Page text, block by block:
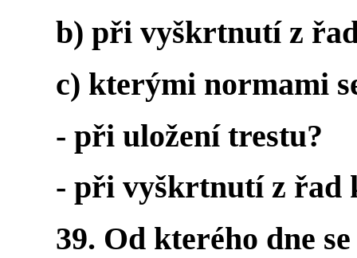
b) při vyškrtnutí z
c) kterými normami
- při uložení trestu?
- při vyškrtnutí z řad
39. Od kterého dne